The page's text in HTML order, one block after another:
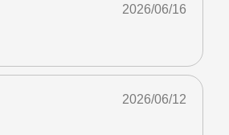
2026/06/16
2026/06/12